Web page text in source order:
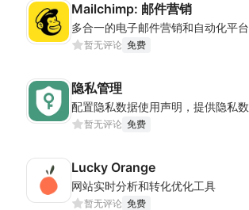
Mailchimp: 邮件营销
多合一的电子邮件营销和自动化平台
暂无评论 免费
隐私管理
暂无评论 免费
Lucky Orange
网站实时分析和转化优化工具
暂无评论 免费